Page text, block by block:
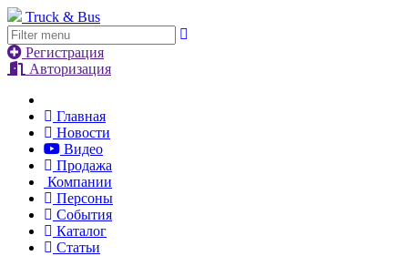
Truck & Bus
Регистрация
Авторизация
Главная
Новости
Видео
Продажа
Компании
Персоны
События
Каталог
Статьи